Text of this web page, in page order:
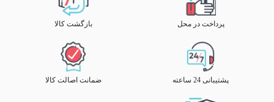
پرداخت در محل بازگشت کالا
پشتیبانی 24 ساعته ضمانت اصالت کالا